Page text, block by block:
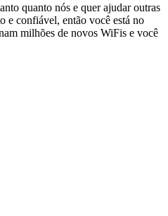
quanto nós e quer ajudar outras
e confiável, então você está no
milhões de novos WiFis e você